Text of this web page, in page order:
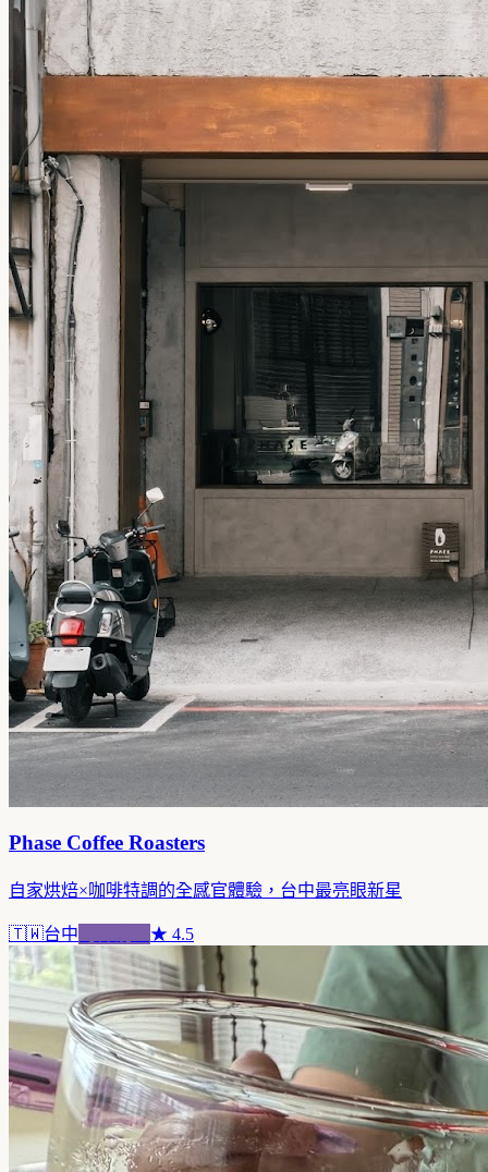
Phase Coffee Roasters
自家烘焙×咖啡特調的全感官體驗，台中最亮眼新星
🇹🇼台中 ★ 4.5